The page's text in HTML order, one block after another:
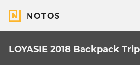
NOTOS
LOYASIE 2018 Backpack Trip